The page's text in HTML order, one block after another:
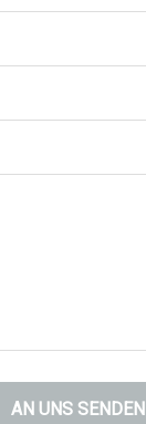
AN UNS SENDEN